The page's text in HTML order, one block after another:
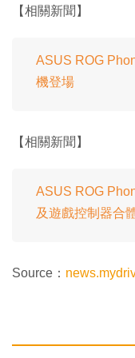
【相關新聞】
ASUS ROG
機登場
【相關新聞】
ASUS ROG
及遊戲控制器合
Source：